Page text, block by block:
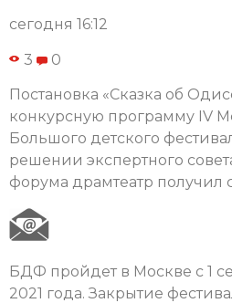
сегодня 16:12
3 0
Постановка «Сказка об
конкурсную программу IV
Большого детского
решении экспертного
форума драмтеатр получил
БДФ пройдет в Москве с 1
2021 года. Закрытие